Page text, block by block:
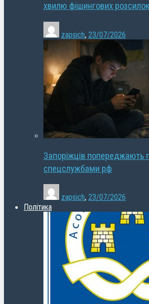
хвилю фішингових розсилок
zapsich, 23/07/2026
Запоріжців попереджають
спецслужбами рф
zapsich, 23/07/2026
Політика